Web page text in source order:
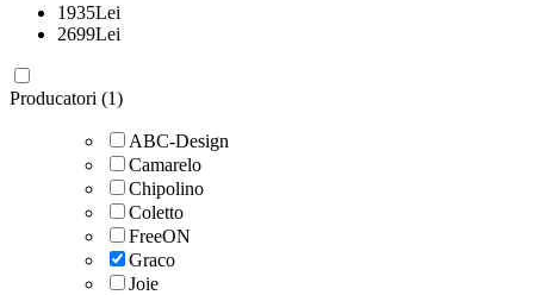
1935Lei
2699Lei
Producatori (1)
ABC-Design
Camarelo
Chipolino
Coletto
FreeON
Graco
Joie